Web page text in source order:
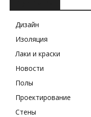
Дизайн
Изоляция
Лаки и краски
Новости
Полы
Проектирование
Стены